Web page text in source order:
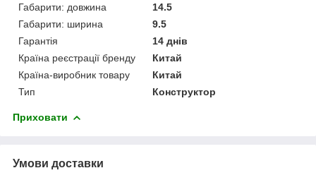
Габарити: довжина
14.5
Габарити: ширина
9.5
Гарантія
14 днів
Країна реєстрації бренду
Китай
Країна-виробник товару
Китай
Тип
Конструктор
Приховати
Умови доставки